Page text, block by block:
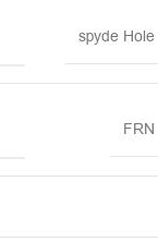
spyde Hole
FRN